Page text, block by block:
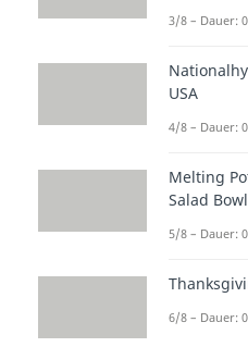
Um
Blick zu
3/8 – Dauer:
USA
4/8 – Dauer:
Melting
Salad Bowl
5/8 – Dauer:
6/8 – Dauer: